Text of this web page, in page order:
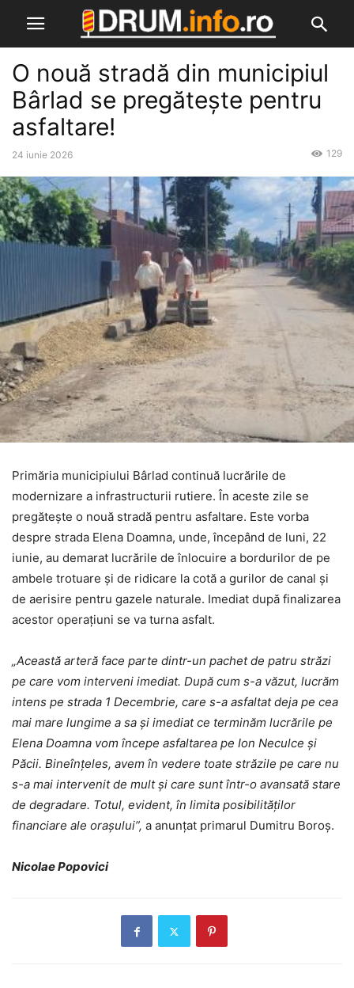
O nouă stradă din municipiul
Bârlad se pregătește pentru
asfaltare!
24 iunie 2026 129
Primăria municipiului Bârlad continuă lucrările de
modernizare a infrastructurii rutiere. În aceste zile se
pregătește o nouă stradă pentru asfaltare. Este vorba
despre strada Elena Doamna, unde, începând de luni, 22
iunie, au demarat lucrările de înlocuire a bordurilor de pe
ambele trotuare și de ridicare la cotă a gurilor de canal și
de aerisire pentru gazele naturale. Imediat după finalizarea
acestor operațiuni se va turna asfalt.
„Această arteră face parte dintr-un pachet de patru străzi
pe care vom interveni imediat. După cum s-a văzut, lucrăm
intens pe strada 1 Decembrie, care s-a asfaltat deja pe cea
mai mare lungime a sa și imediat ce terminăm lucrările pe
Elena Doamna vom începe asfaltarea pe Ion Neculce și
Păcii. Bineînțeles, avem în vedere toate străzile pe care nu
s-a mai intervenit de mult și care sunt într-o avansată stare
de degradare. Totul, evident, în limita posibilităților
financiare ale orașului”, a anunțat primarul Dumitru Boroș.
Nicolae Popovici